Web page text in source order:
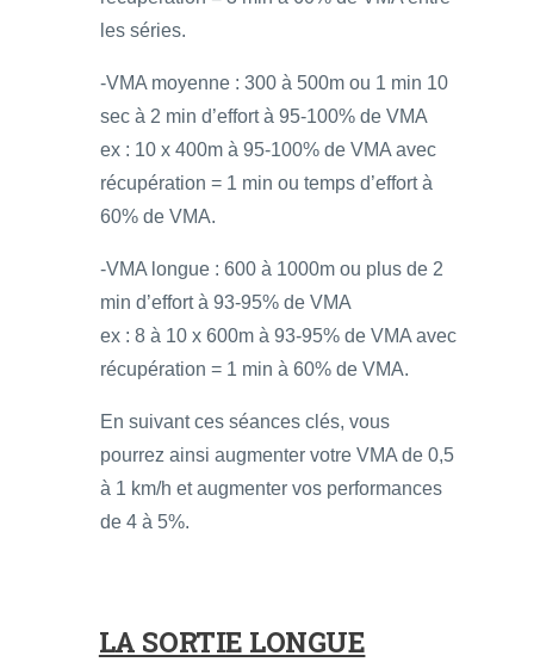
les séries.
-VMA moyenne : 300 à 500m ou 1 min 10
sec à 2 min d’effort à 95-100% de VMA
ex : 10 x 400m à 95-100% de VMA avec
récupération = 1 min ou temps d’effort à
60% de VMA.
-VMA longue : 600 à 1000m ou plus de 2
min d’effort à 93-95% de VMA
ex : 8 à 10 x 600m à 93-95% de VMA avec
récupération = 1 min à 60% de VMA.
En suivant ces séances clés, vous
pourrez ainsi augmenter votre VMA de 0,5
à 1 km/h et augmenter vos performances
de 4 à 5%.
LA SORTIE LONGUE